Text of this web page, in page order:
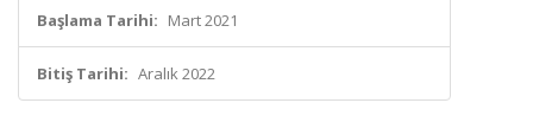
Başlama Tarihi: Mart 2021
Bitiş Tarihi: Aralık 2022